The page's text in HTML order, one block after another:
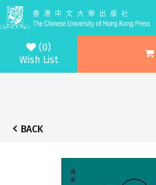
(0)
Wish List
BACK